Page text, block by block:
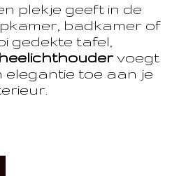
plekje geeft in de
badkamer of
gedekte tafel,
voegt
elegantie toe aan je